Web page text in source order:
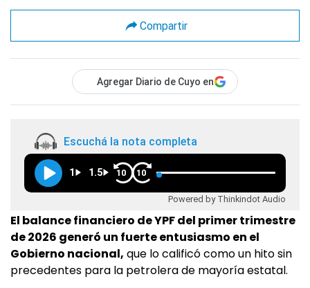
Compartir
Agregar Diario de Cuyo en
Escuchá la nota completa
1 1.5 10 10
Powered by Thinkindot Audio
El balance financiero de YPF del primer trimestre
de 2026 generó un fuerte entusiasmo en el
Gobierno nacional, que lo calificó como un hito sin
precedentes para la petrolera de mayoría estatal.